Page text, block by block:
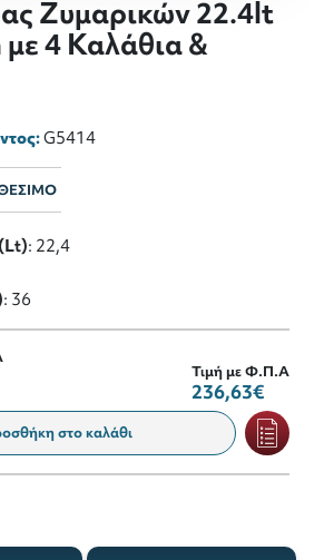
Ζυμαρικών 22.4lt
4 Καλάθια &
G5414
: 22,4
: 36
Τιμή με Φ.Π.Α
236,63€
στο καλάθι